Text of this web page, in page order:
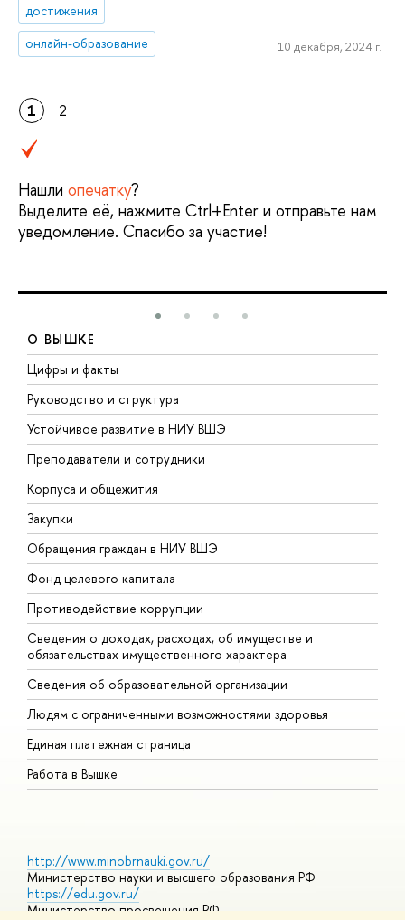
достижения
онлайн-образование
10 декабря, 2024 г.
1 2
Нашли опечатку?
Выделите её, нажмите Ctrl+Enter и отправьте нам
уведомление. Спасибо за участие!
О ВЫШКЕ
Цифры и факты
Руководство и структура
Устойчивое развитие в НИУ ВШЭ
Преподаватели и сотрудники
Корпуса и общежития
Закупки
Обращения граждан в НИУ ВШЭ
Фонд целевого капитала
Противодействие коррупции
Сведения о доходах, расходах, об имуществе и
обязательствах имущественного характера
Сведения об образовательной организации
Людям с ограниченными возможностями здоровья
Единая платежная страница
Работа в Вышке
http://www.minobrnauki.gov.ru/
Министерство науки и высшего образования РФ
https://edu.gov.ru/
Министерство просвещения РФ